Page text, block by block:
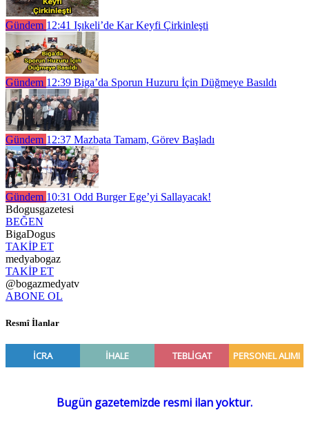
Gündem 12:41 Işıkeli’de Kar Keyfi Çirkinleşti
Gündem 12:39 Biga’da Sporun Huzuru İçin Düğmeye Basıldı
Gündem 12:37 Mazbata Tamam, Görev Başladı
Gündem 10:31 Odd Burger Ege’yi Sallayacak!
Bdogusgazetesi
BEĞEN
BigaDogus
TAKİP ET
medyabogaz
TAKİP ET
@bogazmedyatv
ABONE OL
Resmî İlanlar